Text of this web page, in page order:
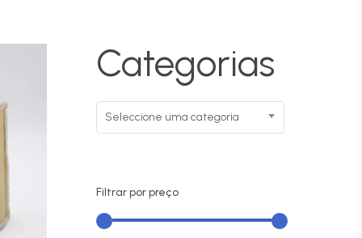
Categorias
Seleccione uma categoria
Filtrar por preço